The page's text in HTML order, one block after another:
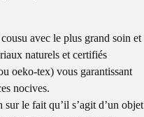
avec le plus grand soin et
naturels et certifiés
oeko-tex) vous garantissant
nocives.
sur le fait qu’il s’agit d’un objet